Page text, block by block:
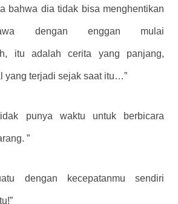
bahwa dia tidak bisa menghentikan
dengan enggan mulai
itu adalah cerita yang panjang,
yang terjadi sejak saat itu…”
punya waktu untuk berbicara
”
dengan kecepatanmu sendiri